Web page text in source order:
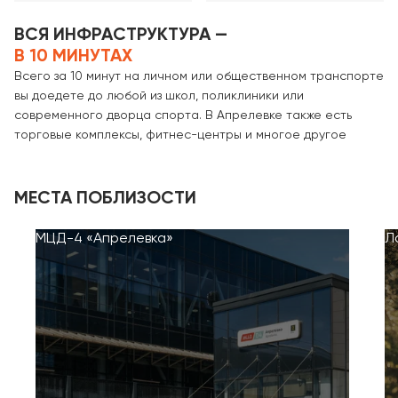
ВСЯ ИНФРАСТРУКТУРА —
В 10 МИНУТАХ
Всего за 10 минут на личном или общественном транспорте
вы доедете до любой из школ, поликлиники или
современного дворца спорта. В Апрелевке также есть
торговые комплексы, фитнес-центры и многое другое
МЕСТА ПОБЛИЗОСТИ
МЦД-4 «Апрелевка»